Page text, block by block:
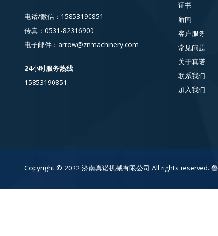
电话/微信： 15853190851
传真：0531-82316900
电子邮件：arrow@znmachinery.com
24小时服务热线
15853190851
证书
新闻
客户服务
常见问题
关于真诺
联系我们
加入我们
Copyright © 2022 济南真诺机械有限公司 All rights reserved.